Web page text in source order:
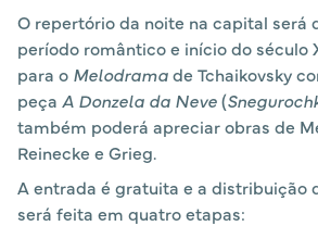
O repertório da noite na capital será
período romântico e início do século
para o Melodramade Tchaikovsky
peça A Donzela da Neve(
também poderá apreciar obras de
Reinecke e Grieg.
A entrada é gratuita e a distribuição
será feita em quatro etapas: